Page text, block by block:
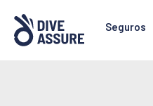
Seguros